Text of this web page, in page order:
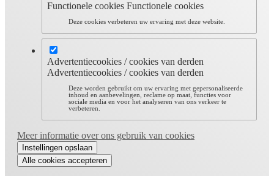
Functionele cookies Functionele cookies
Deze cookies verbeteren uw ervaring met deze website.
Advertentiecookies / cookies van derden
Advertentiecookies / cookies van derden
Deze worden gebruikt om uw ervaring met gepersonaliseerde
inhoud en aanbevelingen, reclame op maat, functies voor
sociale media en voor het analyseren van ons verkeer te
verbeteren.
Meer informatie over ons gebruik van cookies